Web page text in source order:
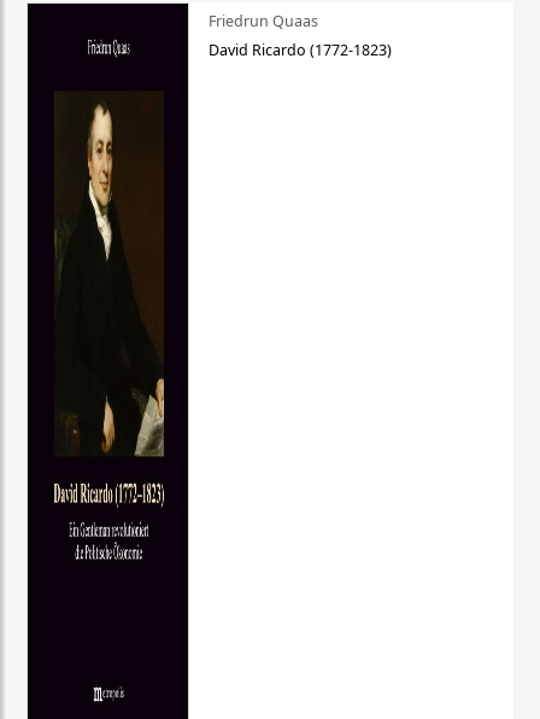
Friedrun Quaas
David Ricardo (1772-1823)